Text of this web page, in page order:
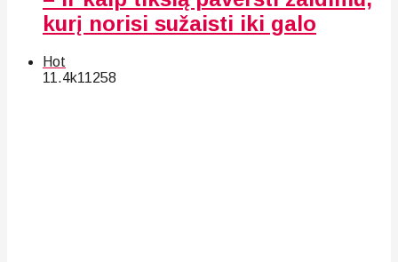
kurį norisi sužaisti iki galo
Hot
11.4k11258